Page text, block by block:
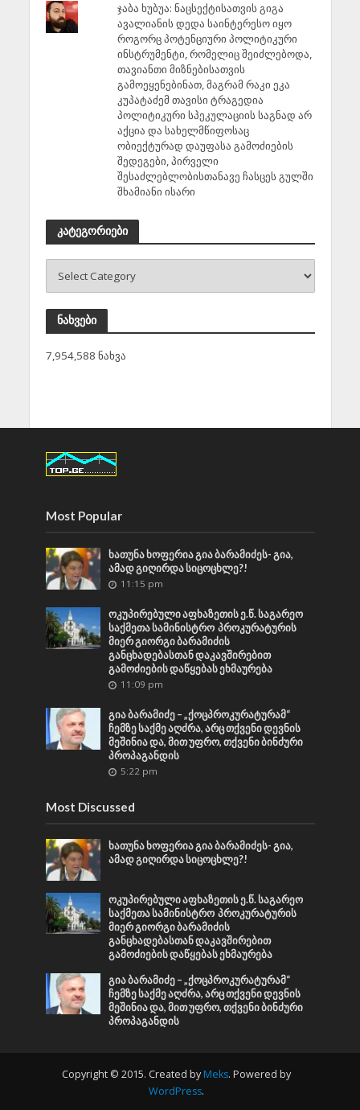
ჯაბა ხუბუა: ნაცსექტისათვის გიგა
ავალიანის დედა საინტერესო იყო
როგორც პოტენციური პოლიტიკური
ინსტრუმენტი, რომელიც შეიძლებოდა,
თავიანთი მიზნებისათვის
გამოეყენებინათ, მაგრამ რაკი ეკა
კუპატაძემ თავისი ტრაგედია
პოლიტიკური სპეკულაციის საგნად არ
აქცია და სახელმწიფოსაც
ობიექტურად დაუფასა გამოძიების
შედეგები, პირველი
შესაძლებლობისთანავე ჩასცეს გულში
შხამიანი ისარი
კატეგორიები
ნახვები
7,954,588 ნახვა
Most Popular
ხათუნა ხოფერია გია ბარამიძეს- გია,
ამად გიღირდა სიცოცხლე?!
11:15 pm
ოკუპირებული აფხაზეთის ე.წ. საგარეო
საქმეთა სამინისტრო პროკურატურის
მიერ გიორგი ბარამიძის
განცხადებასთან დაკავშირებით
გამოძიების დაწყებას ეხმაურება
11:09 pm
გია ბარამიძე – „ქოცპროკურატურამ“
ჩემზე საქმე აღძრა, არც თქვენი დევნის
მეშინია და, მით უფრო, თქვენი ბინძური
პროპაგანდის
5:22 pm
Most Discussed
ხათუნა ხოფერია გია ბარამიძეს- გია,
ამად გიღირდა სიცოცხლე?!
ოკუპირებული აფხაზეთის ე.წ. საგარეო
საქმეთა სამინისტრო პროკურატურის
მიერ გიორგი ბარამიძის
განცხადებასთან დაკავშირებით
გამოძიების დაწყებას ეხმაურება
გია ბარამიძე – „ქოცპროკურატურამ“
ჩემზე საქმე აღძრა, არც თქვენი დევნის
მეშინია და, მით უფრო, თქვენი ბინძური
პროპაგანდის
Copyright © 2015. Created by Meks. Powered by
WordPress.